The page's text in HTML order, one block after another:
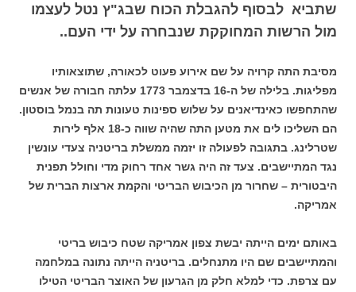
שתביא לבסוף להגבלת הכוח שבג"ץ נטל לעצמו
מול הרשות המחוקקת שנבחרה על ידי העם..
מסיבת התה קרויה על שם אירוע פעוט לכאורה, שתוצאותיו
מפליגות. בלילה של ה-16 בדצמבר 1773 עלתה חבורה של אנשים
שהתחפשו כאינדיאנים על שלוש ספינות טעונות תה בנמל בוסטון.
הם השליכו לים את מטען התה שהיה שווה כ-18 אלף לירות
שטרלינג. בתגובה לפעולה זו יזמה ממשלת בריטניה צעדי עונשין
נגד המתיישבים. צעד זה היה גשר אחד רחוק מדי וחולל תפנית
היבטורית – שחרור מן הכיבוש הבריטי והקמת ארצות הברית של
אמריקה.
באותם ימים הייתה יבשת צפון אמריקה שטח כיבוש בריטי
והמתיישבים שם היו מתנחלים. בריטניה הייתה נתונה במלחמה
עם צרפת. כדי למלא חלק מן הגרעון של האוצר הבריטי הטילו